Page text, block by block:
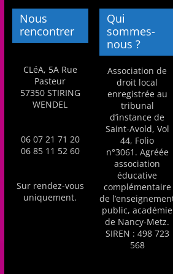
a
n
s
v
e
c
l
e
C
L
é
A
!
Nous
rencontrer
CLéA, 5A Rue
Pasteur
57350 STIRING
WENDEL
06 07 21 71 20
06 85 11 52 60
Sur rendez-vous
uniquement.
Qui
sommes-
nous ?
Association de
droit local
enregistrée au
tribunal
d’instance de
Saint-Avold, Vol
44, Folio
n°3061. Agréée
association
éducative
complémentaire
de
public, académie
de Nancy-Metz.
SIREN : 498 723
568